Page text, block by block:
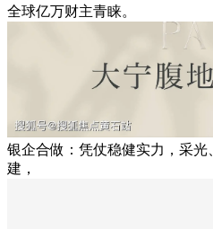
全球亿万财主青睐。
银企合做：凭仗稳健实力，采
建，